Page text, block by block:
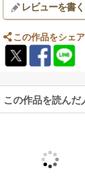
レビューを書く
この作品をシェ
この作品を読んだ